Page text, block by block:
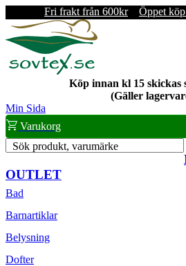
Fri frakt från 600kr Öppet
Köp innan kl 15 skickas
(Gäller
Min Sida
Varukorg
Sök produkt, varumärke
OUTLET
Bad
Barnartiklar
Belysning
Dofter